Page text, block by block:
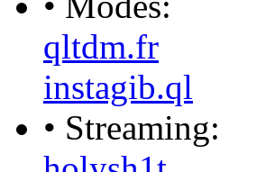
qltdm.fr
instagib.ql
• Streaming: